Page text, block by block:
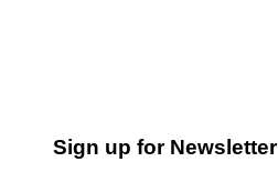
Sign up for Newsletter